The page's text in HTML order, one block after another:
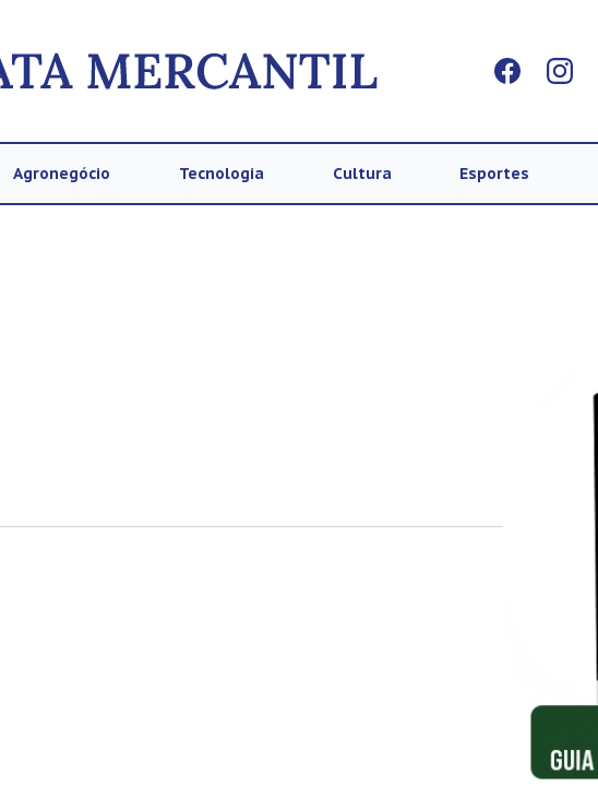
Agronegócio Tecnologia Cultura Esportes